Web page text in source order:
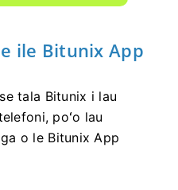
ile Bitunix App
tala Bitunix i lau
poʻo lau
o le Bitunix App